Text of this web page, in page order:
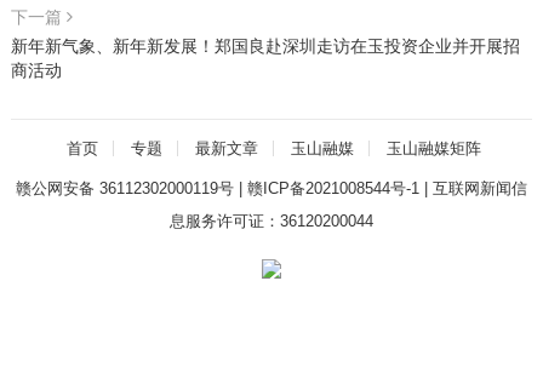
下一篇
新年新气象、新年新发展！郑国良赴深圳走访在玉投资企业并开展招
商活动
首页 专题 最新文章 玉山融媒 玉山融媒矩阵
赣公网安备 36112302000119号| 赣ICP备2021008544号-1| 互联网新闻信
息服务许可证：36120200044